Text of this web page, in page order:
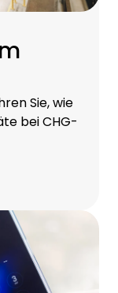
Sie, wie
bei CHG-